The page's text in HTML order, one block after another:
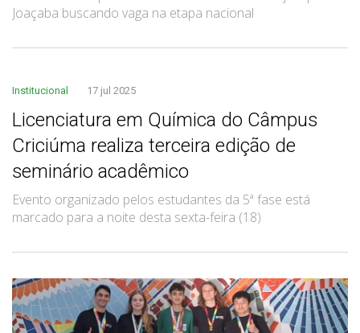
Joaçaba buscando vaga na etapa nacional
Institucional 17 jul 2025
Licenciatura em Química do Câmpus
Criciúma realiza terceira edição de
seminário acadêmico
Evento organizado pelos estudantes da 5ª fase está
marcado para a noite desta sexta-feira (18)